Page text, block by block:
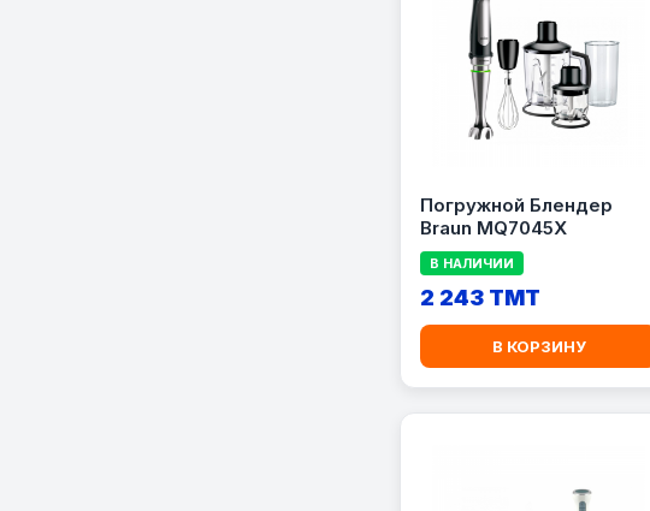
Погружной Блендер
Braun MQ7045X
В НАЛИЧИИ
2 243 TMT
В КОРЗИНУ